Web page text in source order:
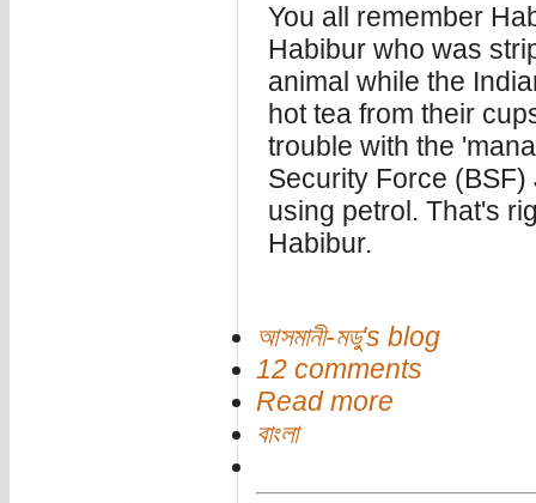
You all remember
Habibur who was
animal while the
hot tea from their
trouble with the
Security Force
using petrol. That's
Habibur.
আসমানী-মডু's blog
12 comments
Read more
বাংলা